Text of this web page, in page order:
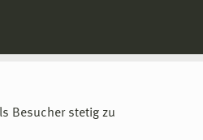
Besucher stetig zu